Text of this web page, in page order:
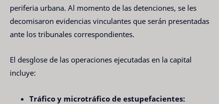
periferia urbana. Al momento de las detenciones, se les
decomisaron evidencias vinculantes que serán presentadas
ante los tribunales correspondientes.
El desglose de las operaciones ejecutadas en la capital
incluye:
Tráfico y microtráfico de estupefacientes: